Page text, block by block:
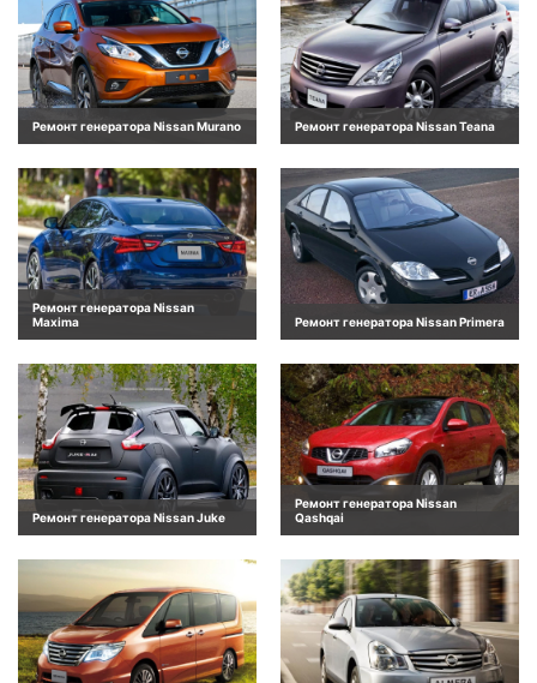
Ремонт генератора Nissan Murano Ремонт генератора Nissan Teana
Ремонт генератора Nissan
Maxima
Ремонт генератора Nissan Primera
Ремонт генератора Nissan Juke
Ремонт генератора Nissan
Qashqai